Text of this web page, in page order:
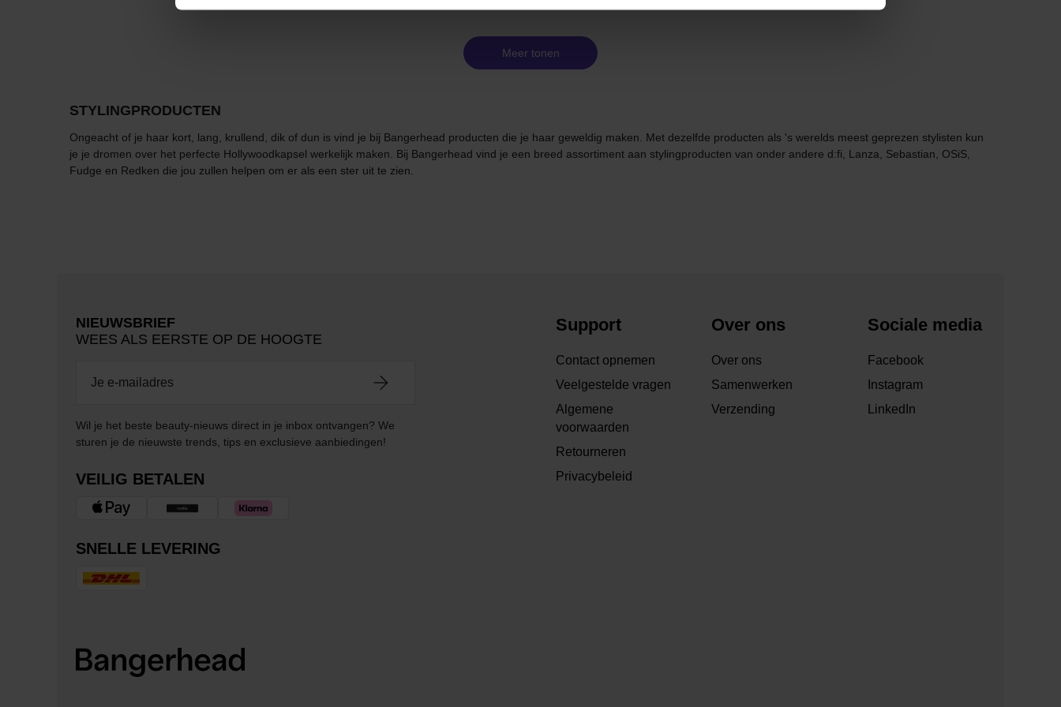
Meer tonen
STYLINGPRODUCTEN
Ongeacht of je haar kort, lang, krullend, dik of dun is vind je bij Bangerhead producten die je haar geweldig maken. Met dezelfde producten als 's werelds meest geprezen stylisten kun
je je dromen over het perfecte Hollywoodkapsel werkelijk maken. Bij Bangerhead vind je een breed assortiment aan stylingproducten van onder andere d:fi, Lanza, Sebastian, OSiS,
Fudge en Redken die jou zullen helpen om er als een ster uit te zien.
NIEUWSBRIEF
WEES ALS EERSTE OP DE HOOGTE
Wil je het beste beauty-nieuws direct in je inbox ontvangen? We
sturen je de nieuwste trends, tips en exclusieve aanbiedingen!
VEILIG BETALEN
SNELLE LEVERING
Support
Contact opnemen
Veelgestelde vragen
Algemene
voorwaarden
Retourneren
Privacybeleid
Over ons
Over ons
Samenwerken
Verzending
Sociale media
Facebook
Instagram
LinkedIn